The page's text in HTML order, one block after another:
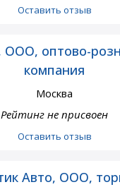
Оставить отзыв
ООО, оптово-
компания
Москва
Рейтинг не присвоен
Оставить отзыв
Авто, ООО,